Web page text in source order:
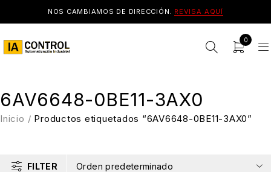
NOS CAMBIAMOS DE DIRECCIÓN. REVISA AQUÍ
0
6AV6648-0BE11-3AX0
Inicio / Productos etiquetados “6AV6648-0BE11-3AX0”
FILTER Orden predeterminado